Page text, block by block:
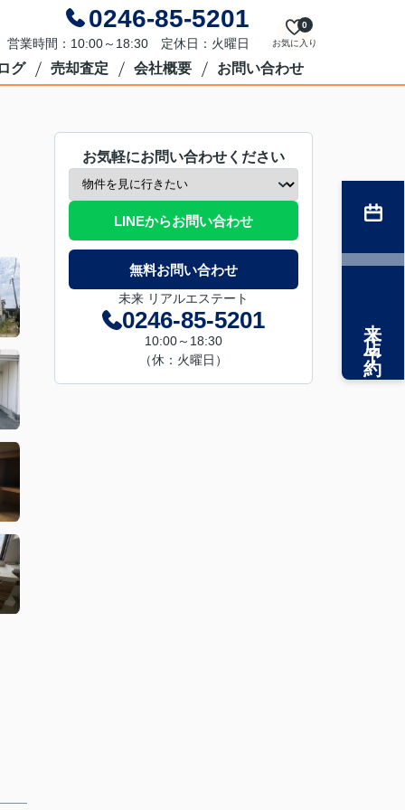
0246-85-5201
営業時間：10:00～18:30 定休日：火曜日 お気に入り
0
グ 売却査定 会社概要 お問い合わせ
お気軽にお問い合わせください
LINEからお問い合わせ
無料お問い合わせ
未来 リアルエステート
0246-85-5201
10:00～18:30
（休：火曜日）
来店予約